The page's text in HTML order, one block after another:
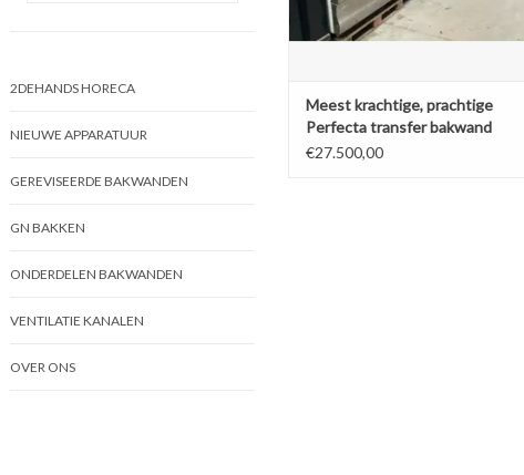
2DEHANDS HORECA
NIEUWE APPARATUUR
GEREVISEERDE BAKWANDEN
GN BAKKEN
ONDERDELEN BAKWANDEN
VENTILATIE KANALEN
OVER ONS
Meest krachtige, prachtige
Perfecta transfer bakwand
friteuse ooit
€27.500,00